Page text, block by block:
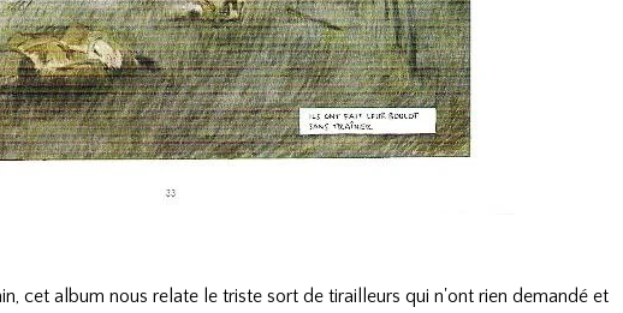
cet album nous relate le triste sort de tirailleurs qui n'ont rien demandé et